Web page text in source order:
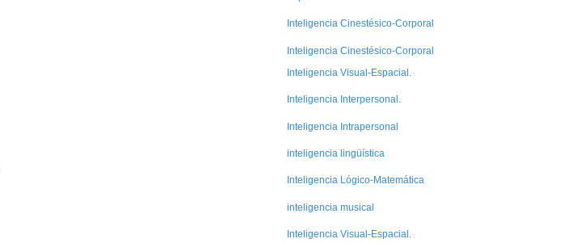
Inteligencia Cinestésico-Corporal
Inteligencia Cinestésico-Corporal
Inteligencia Visual-Espacial.
Inteligencia Interpersonal.
Inteligencia Intrapersonal
inteligencia lingüística
Inteligencia Lógico-Matemática
inteligencia musical
Inteligencia Visual-Espacial.